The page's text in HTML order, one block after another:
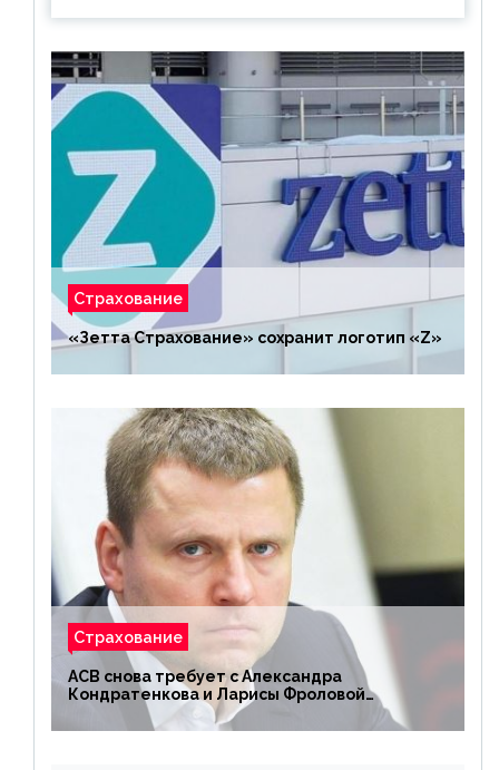
Страхование
«Зетта Страхование» сохранит логотип «Z»
Страхование
АСВ снова требует с Александра
Кондратенкова и Ларисы Фроловой
возмещения убытков на 1,5 млрд р.